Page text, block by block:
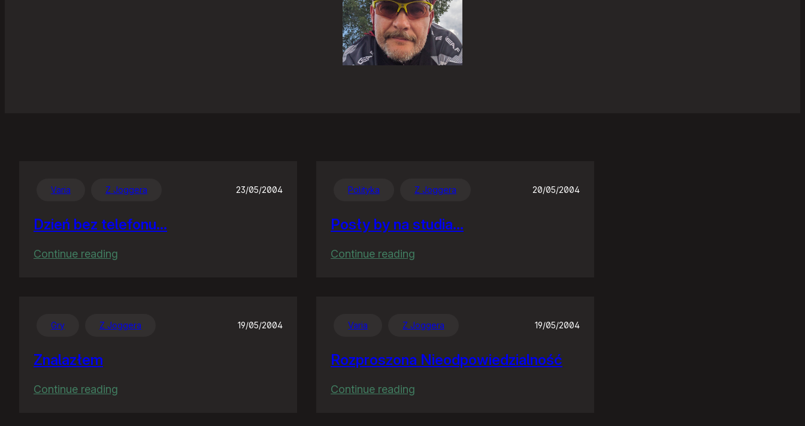
Varia Z Joggera 23/05/2004
Dzień bez telefonu…
Continue reading
Polityka Z Joggera 20/05/2004
Posły by na studia…
Continue reading
studia…
Gry Z Joggera 19/05/2004
Znalazłem
Continue reading
Varia Z Joggera 19/05/2004
Rozproszona Nieodpowiedzialność
Continue reading